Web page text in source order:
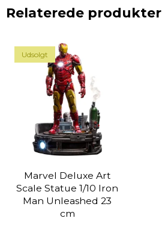
Relaterede produkter
Udsolgt
Marvel Deluxe Art
Scale Statue 1/10 Iron
Man Unleashed 23
cm